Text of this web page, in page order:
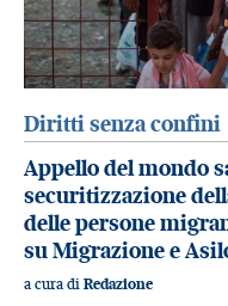
Diritti senza confini
Appello del mondo
securitizzazione
delle persone
su Migrazione e
a cura di Redazione